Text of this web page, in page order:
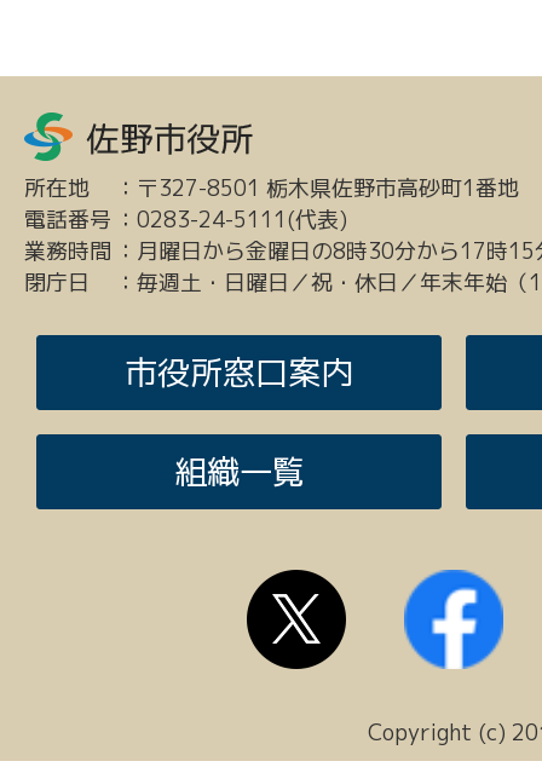
所在地 ： 〒327-8501 栃木県佐野市高砂町1番地
電話番号 ： 0283-24-5111(代表)
業務時間 ： 月曜日から金曜日の8時30分から17時15
閉庁日
： 毎週土・日曜日／祝・休日／年末年始
市役所窓口案内
組織一覧
Copyright (c)